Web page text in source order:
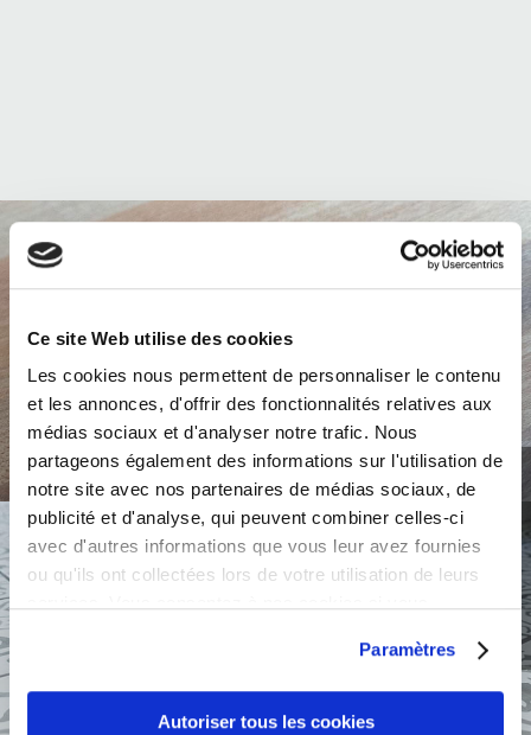
Ce site Web utilise des cookies
Les cookies nous permettent de personnaliser le contenu
et les annonces, d'offrir des fonctionnalités relatives aux
médias sociaux et d'analyser notre trafic. Nous
partageons également des informations sur l'utilisation de
notre site avec nos partenaires de médias sociaux, de
publicité et d'analyse, qui peuvent combiner celles-ci
avec d'autres informations que vous leur avez fournies
ou qu'ils ont collectées lors de votre utilisation de leurs
Paramètres
Autoriser tous les cookies
Hardwood